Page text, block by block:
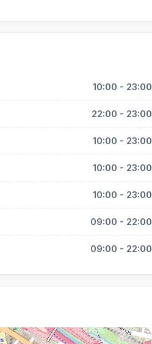
10:00 - 23:00
22:00 - 23:00
10:00 - 23:00
10:00 - 23:00
10:00 - 23:00
09:00 - 22:00
09:00 - 22:00